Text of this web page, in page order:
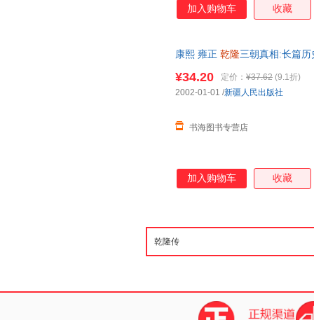
加入购物车 收藏
康熙 雍正 乾隆三朝真相:长篇历
¥34.20 定价： ¥37.62 (9.1折)
书海图书专营店
2002-01-01 /新疆人民出版社
加入购物车 收藏